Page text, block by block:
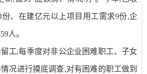
、在建亿元以上项目用工需求9份,企
人。
工,每季度对非公企业困难职工、子女
情况进行摸底调查,对有困难的职工做到